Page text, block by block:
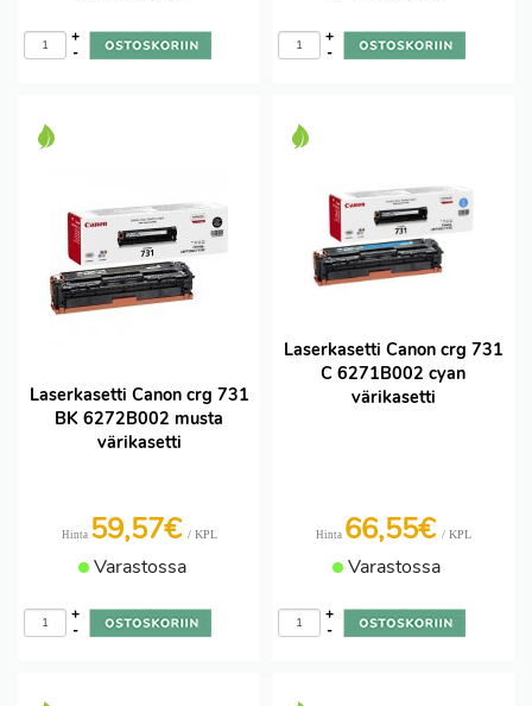
-
+
-
+
Laserkasetti Canon crg 731
BK 6272B002 musta
värikasetti
Hinta 59,57€ / KPL
Varastossa
-
+
Laserkasetti Canon crg 731
C 6271B002 cyan
värikasetti
Hinta 66,55€ / KPL
Varastossa
-
+